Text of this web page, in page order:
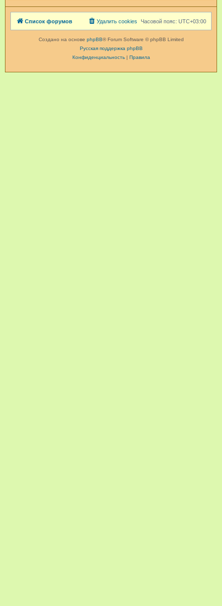
Список форумов Часовой пояс: UTC+03:00
Удалить cookies
Создано на основе phpBB® Forum Software © phpBB Limited
Русская поддержка phpBB
Конфиденциальность| Правила